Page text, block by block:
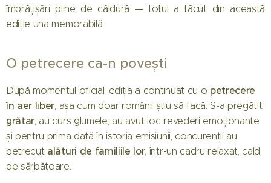
îmbrățișări pline de căldură — totul a făcut din această
ediție una memorabilă.
O petrecere ca-n povești
După momentul oficial, ediția a continuat cu o petrecere
în aer liber, așa cum doar românii știu să facă. S-a pregătit
grătar, au curs glumele, au avut loc revederi emoționante
și pentru prima dată în istoria emisiunii, concurenții au
petrecut alături de familiile lor, într-un cadru relaxat, cald,
de sărbătoare.